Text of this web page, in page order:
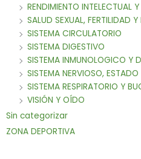
RENDIMIENTO INTELECTUAL
SALUD SEXUAL, FERTILIDAD
SISTEMA CIRCULATORIO
SISTEMA DIGESTIVO
SISTEMA INMUNOLOGICO Y
SISTEMA NERVIOSO,
SISTEMA RESPIRATORIO Y
VISIÓN Y OÍDO
Sin categorizar
ZONA DEPORTIVA